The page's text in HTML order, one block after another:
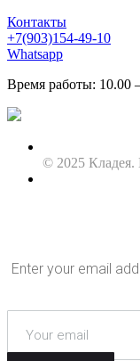
Контакты
+7(903)154-49-10
Whatsapp
Время работы: 10.00
© 2025 Кладея.
Enter your email